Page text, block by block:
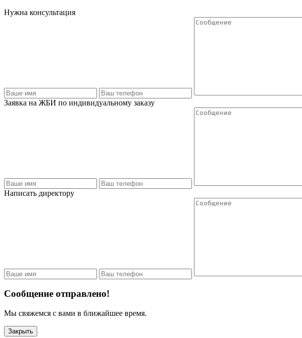
Нужна консультация
Заявка на ЖБИ по индивидуальному заказу
Написать директору
Сообщение отправлено!
Мы свяжемся с вами в ближайшее время.
Закрыть